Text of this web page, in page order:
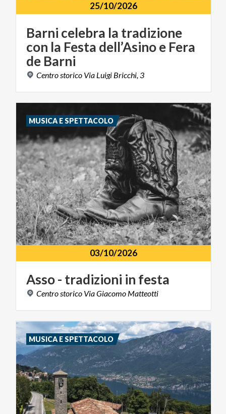
25/10/2026
Barni celebra la tradizione
con la Festa dell’Asino e Fera
de Barni
Centro storico Via Luigi Bricchi, 3
03/10/2026
Asso- tradizioni in festa
Centrostorico ViaGiacomo Matteotti
MUSICA E SPETTACOLO
MUSICA E SPETTACOLO